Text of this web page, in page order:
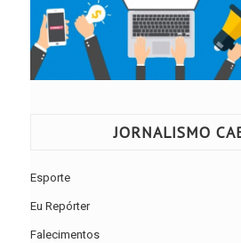
JORNALISMO
Esporte
Eu Repórter
Falecimentos